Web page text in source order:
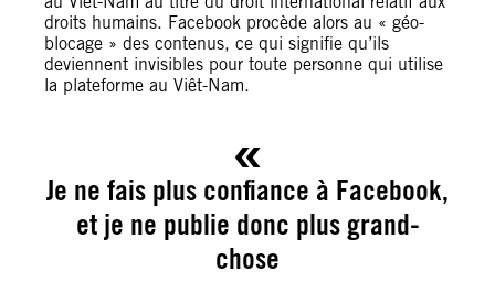
droits humains. Facebook procède alors au « géo-
blocage » des contenus, ce qui signifie qu’ils
deviennent invisibles pour toute personne qui utilise
la plateforme au Viêt-Nam.
Je ne fais plus confiance à Facebook,
et je ne publie donc plus grand-
chose